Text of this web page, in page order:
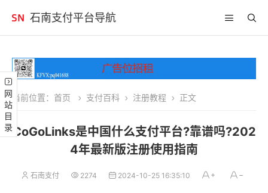
石南支付平台导航
网站目录 当前位置： 首页 支付百科 注册教程 正文
CoGoLinks是中国什么支付平台?靠谱吗?202
4年最新版注册使用指南
石南支付 2274 2024-10-25 16:35:10